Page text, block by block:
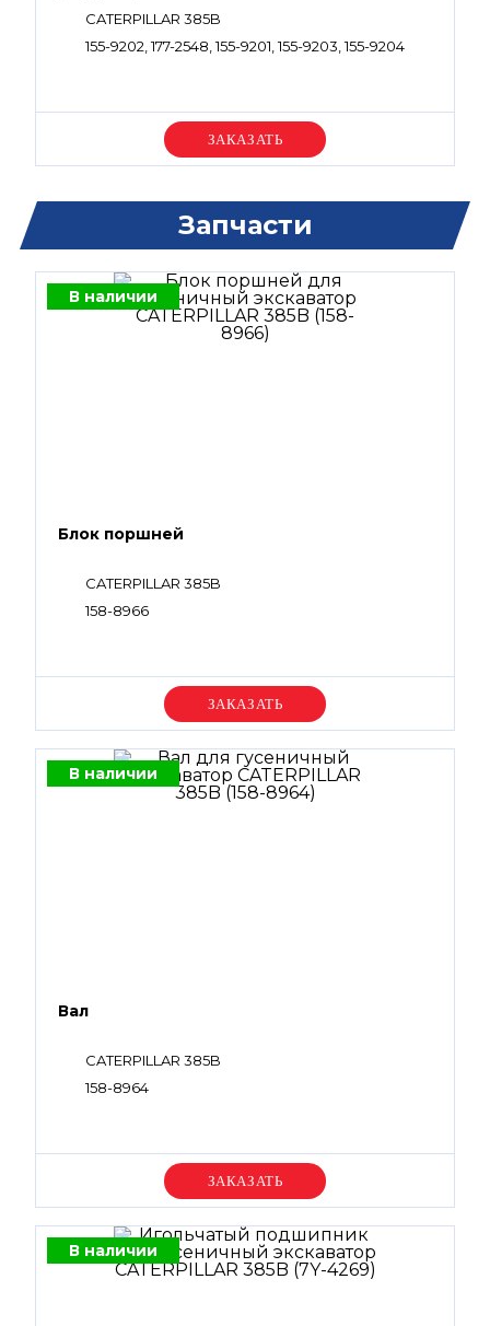
CATERPILLAR 385B
155-9202, 177-2548, 155-9201, 155-9203, 155-9204
Уточняйте цену
Запчасти
В наличии
Блок поршней
CATERPILLAR 385B
158-8966
Уточняйте цену
В наличии
Вал
CATERPILLAR 385B
158-8964
Уточняйте цену
В наличии